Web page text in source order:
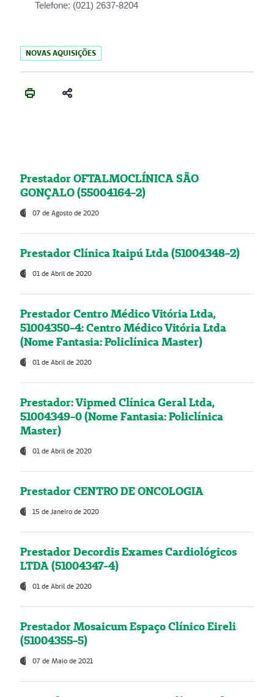
Telefone: (021) 2637-8204
NOVAS AQUISIÇÕES
Prestador OFTALMOCLÍNICA SÃO
GONÇALO (55004164-2)
07 de Agosto de 2020
Prestador Clínica Itaipú Ltda (51004348-2)
01 de Abril de 2020
Prestador Centro Médico Vitória Ltda,
51004350-4: Centro Médico Vitória Ltda
(Nome Fantasia: Policlínica Master)
01 de Abril de 2020
Prestador: Vipmed Clínica Geral Ltda,
51004349-0 (Nome Fantasia: Policlínica
Master)
01 de Abril de 2020
Prestador CENTRO DE ONCOLOGIA
15 de Janeiro de 2020
Prestador Decordis Exames Cardiológicos
LTDA (51004347-4)
01 de Abril de 2020
Prestador Mosaicum Espaço Clínico Eireli
(51004355-5)
07 de Maio de 2021